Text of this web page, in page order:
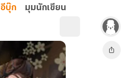
อีบุ๊ก มุมนักเขียน